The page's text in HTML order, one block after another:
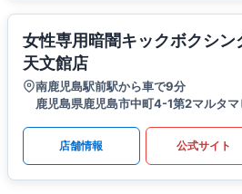
女性専用暗闇キックボクシ
天文館店
南鹿児島駅前駅から車で9分
鹿児島県鹿児島市中町4-1第2マルタ
店舗情報 公式サイト